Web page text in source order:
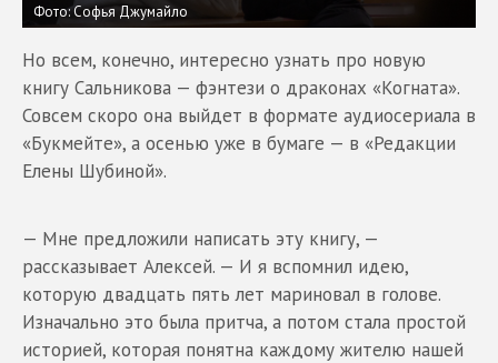
Фото: Софья Джумайло
Но всем, конечно, интересно узнать про новую
книгу Сальникова — фэнтези о драконах «Когната».
Совсем скоро она выйдет в формате аудиосериала в
«Букмейте», а осенью уже в бумаге — в «Редакции
Елены Шубиной».
— Мне предложили написать эту книгу, —
рассказывает Алексей. — И я вспомнил идею,
которую двадцать пять лет мариновал в голове.
Изначально это была притча, а потом стала простой
историей, которая понятна каждому жителю нашей